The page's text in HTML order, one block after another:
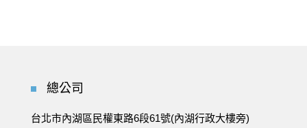
總公司
台北市內湖區民權東路6段61號(內湖行政大樓旁)